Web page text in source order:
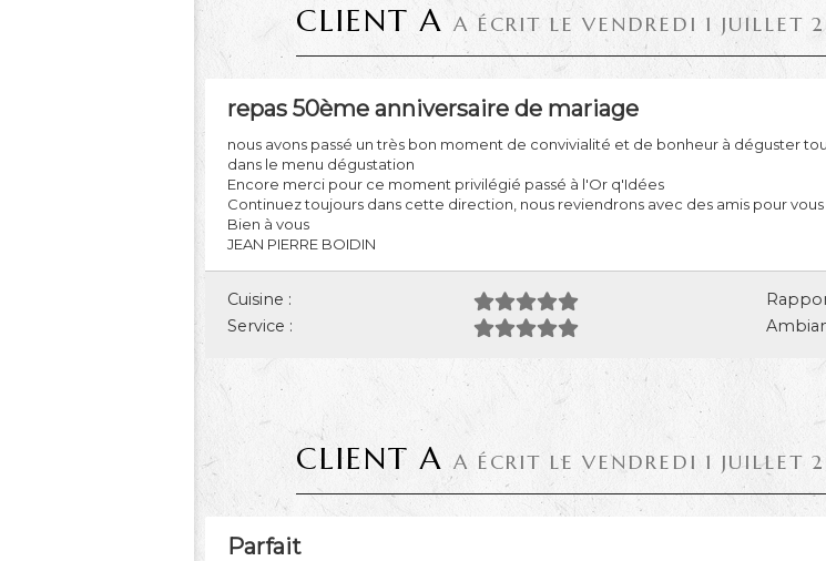
CLIENT A A ÉCRIT LE VENDREDI 1 JUILLET
repas 50ème anniversaire de mariage
nous avons passé un très bon moment de convivialité et de bonheur à déguster
dans le menu dégustation
Encore merci pour ce moment privilégié passé à l'Or q'Idées
Continuez toujours dans cette direction, nous reviendrons avec des amis pour
Bien à vous
JEAN PIERRE BOIDIN
Cuisine :
Service :
CLIENT A A ÉCRIT LE VENDREDI 1 JUILLET
Parfait